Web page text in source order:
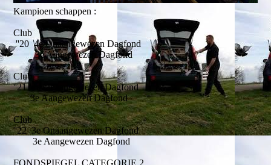
Kampioen schappen :
Club
''20 4e Onaangewezen Dagfond
3e Aangewezen Dagfond
Club
''21 4e Onaangewezen Dagfond
3e Aangewezen Dagfond
Club
''22 3e Onaangewezen Dagfond
3e Aangewezen Dagfond